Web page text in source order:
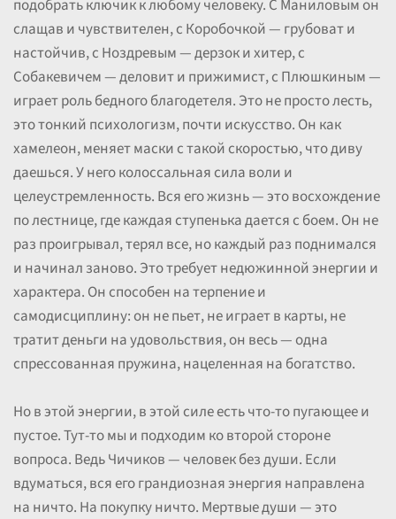
подобрать ключик к любому человеку. С Маниловым он
слащав и чувствителен, с Коробочкой — грубоват и
настойчив, с Ноздревым — дерзок и хитер, с
Собакевичем — деловит и прижимист, с Плюшкиным —
играет роль бедного благодетеля. Это не просто лесть,
это тонкий психологизм, почти искусство. Он как
хамелеон, меняет маски с такой скоростью, что диву
даешься. У него колоссальная сила воли и
целеустремленность. Вся его жизнь — это восхождение
по лестнице, где каждая ступенька дается с боем. Он не
раз проигрывал, терял все, но каждый раз поднимался
и начинал заново. Это требует недюжинной энергии и
характера. Он способен на терпение и
самодисциплину: он не пьет, не играет в карты, не
тратит деньги на удовольствия, он весь — одна
спрессованная пружина, нацеленная на богатство.
Но в этой энергии, в этой силе есть что-то пугающее и
пустое. Тут-то мы и подходим ко второй стороне
вопроса. Ведь Чичиков — человек без души. Если
вдуматься, вся его грандиозная энергия направлена
на ничто. На покупку ничто. Мертвые души — это